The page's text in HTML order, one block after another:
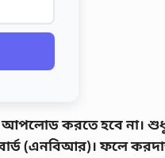
আপলোড করতে হবে না।
(এনবিআর)। ফলে